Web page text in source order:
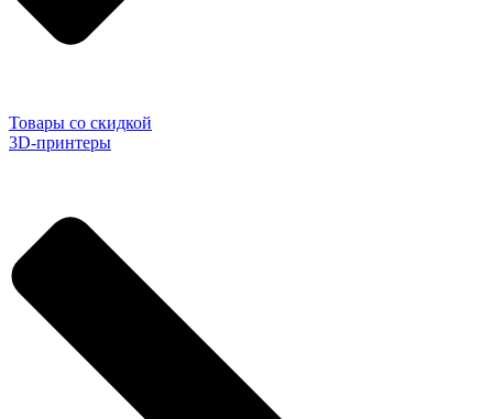
Товары со скидкой
3D-принтеры